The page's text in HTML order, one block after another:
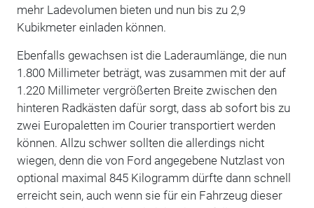
mehr Ladevolumen bieten und nun bis zu 2,9
Kubikmeter einladen können.
Ebenfalls gewachsen ist die Laderaumlänge, die nun
1.800 Millimeter beträgt, was zusammen mit der auf
1.220 Millimeter vergrößerten Breite zwischen den
hinteren Radkästen dafür sorgt, dass ab sofort bis zu
zwei Europaletten im Courier transportiert werden
können. Allzu schwer sollten die allerdings nicht
wiegen, denn die von Ford angegebene Nutzlast von
optional maximal 845 Kilogramm dürfte dann schnell
erreicht sein, auch wenn sie für ein Fahrzeug dieser